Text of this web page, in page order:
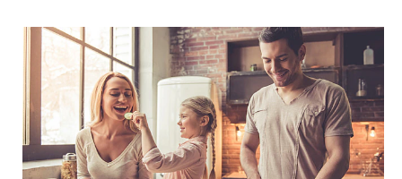
PARA PROFESIONALES
CUPONES
DONDE COMPRAR
MX (ES)